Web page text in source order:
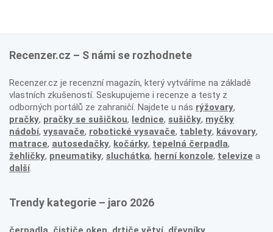
Recenzer.cz – S námi se rozhodnete
Recenzer.cz je recenzní magazín, který vytváříme na základě
vlastních zkušeností. Seskupujeme i recenze a testy z
odborných portálů ze zahraničí. Najdete u nás rýžovary,
pračky, pračky se sušičkou, lednice, sušičky, myčky
nádobí, vysavače, robotické vysavače, tablety, kávovary,
matrace, autosedačky, kočárky, tepelná čerpadla,
žehličky, pneumatiky, sluchátka, herní konzole, televize a
další.
Trendy kategorie – jaro 2026